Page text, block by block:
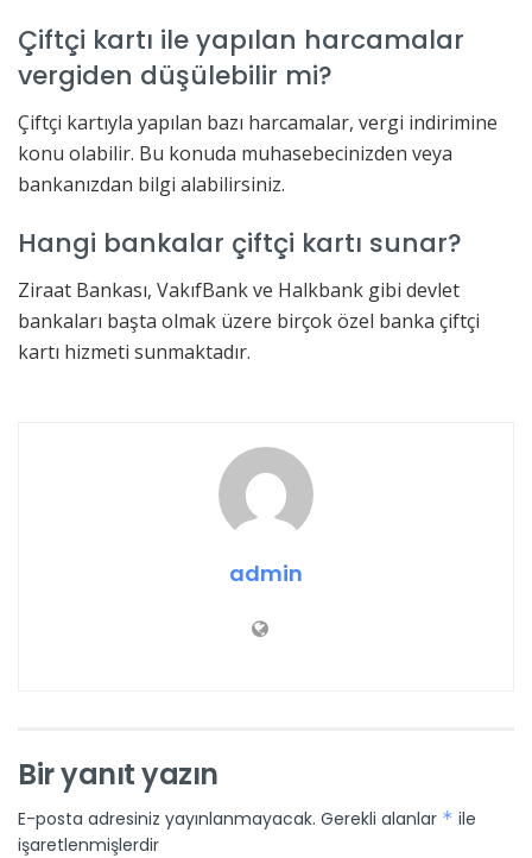
Çiftçi kartı ile yapılan harcamalar
vergiden düşülebilir mi?
Çiftçi kartıyla yapılan bazı harcamalar, vergi indirimine
konu olabilir. Bu konuda muhasebecinizden veya
bankanızdan bilgi alabilirsiniz.
Hangi bankalar çiftçi kartı sunar?
Ziraat Bankası, VakıfBank ve Halkbank gibi devlet
bankaları başta olmak üzere birçok özel banka çiftçi
kartı hizmeti sunmaktadır.
admin
Bir yanıt yazın
E-posta adresiniz yayınlanmayacak. Gerekli alanlar * ile
işaretlenmişlerdir